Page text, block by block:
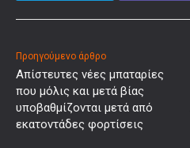
Προηγούμενο άρθρο
Απίστευτες νέες μπαταρίες
που μόλις και μετά βίας
υποβαθμίζονται μετά από
εκατοντάδες φορτίσεις